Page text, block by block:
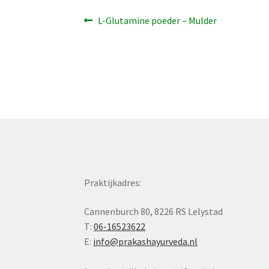
Bericht
Vorig
L-Glutamine poeder – Mulder
Praktijkadres:
Cannenburch 80, 8226 RS Lelystad
T:06-16523622
E: info@prakashayurveda.nl